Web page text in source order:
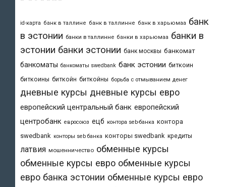
id-карта банк в таллине банк в таллинне банк в харьюмаа банк
в эстонии банки в таллинне банки в харьюмаа банки в
эстонии банки эстонии банк москвы банкомат
банкоматы банкоматы swedbank банк эстонии биткоин
биткоины биткойн биткойны борьба с отмыванием денег
дневные курсы дневные курсы евро
европейский центральный банк европейский
центробанк евросоюз ецб контора seb-банка контора
swedbank конторы seb банка конторы swedbank кредиты
латвия мошенничество обменные курсы
обменные курсы евро обменные курсы
евро банка эстонии обменные курсы евро